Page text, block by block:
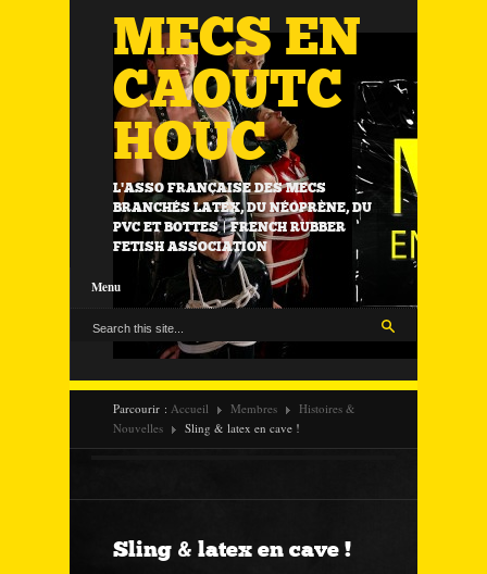
MECS EN
CAOUTC
HOUC
L'ASSO FRANÇAISE DES MECS
BRANCHÉS LATEX, DU NÉOPRÈNE, DU
PVC ET BOTTES | FRENCH RUBBER
FETISH ASSOCIATION
Menu
Parcourir : Accueil Membres
Histoires &
Nouvelles
Sling & latex en cave !
Sling & latex en cave !